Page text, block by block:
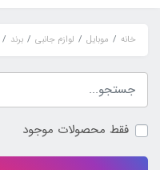
خانه موبایل لوازم جانبی برند
فقط محصولات موجود